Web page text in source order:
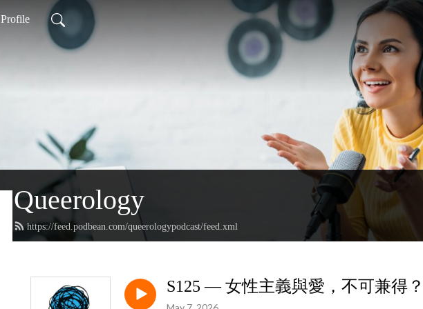
Profile
Queerology
https://feed.podbean.com/queerologypodcast/feed.xml
S125 — 女性主義與愛，不可兼得